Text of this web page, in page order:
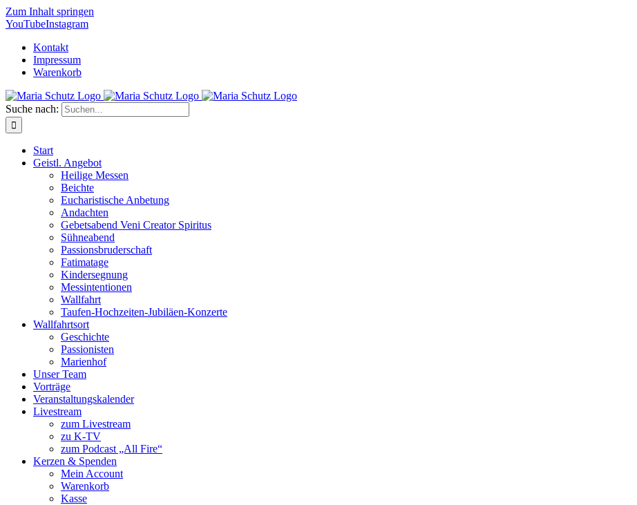
Zum Inhalt springen
YouTubeInstagram
Kontakt
Impressum
Warenkorb
Suche nach:
Start
Geistl. Angebot
Heilige Messen
Beichte
Eucharistische Anbetung
Andachten
Gebetsabend Veni Creator Spiritus
Sühneabend
Passionsbruderschaft
Fatimatage
Kindersegnung
Messintentionen
Wallfahrt
Taufen-Hochzeiten-Jubiläen-Konzerte
Wallfahrtsort
Geschichte
Passionisten
Marienhof
Unser Team
Vorträge
Veranstaltungskalender
Livestream
zum Livestream
zu K-TV
zum Podcast „All Fire“
Kerzen & Spenden
Mein Account
Warenkorb
Kasse